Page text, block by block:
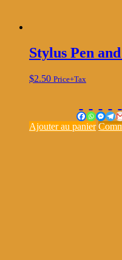
Stylus Pen
$2.50 Price+Tax
Ajouter au panier